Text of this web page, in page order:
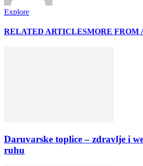
Explore
RELATED ARTICLESMORE FROM
Daruvarske toplice – zdravlje i
ruhu